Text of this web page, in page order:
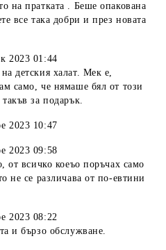
на пратката . Беше опакована
все така добри и през новата
2023 01:44
детския халат. Мек е,
само, че нямаше бял от този
за подарък.
2023 10:47
2023 09:58
от всичко коеъо поръчах само
не се различава от по-евтини
2023 08:22
и бързо обслужване.